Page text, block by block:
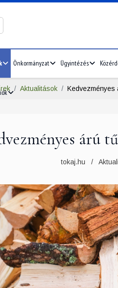
Önkormányzat Ügyintézés
Aktualitások Kedvezményes
árú
tokaj.hu